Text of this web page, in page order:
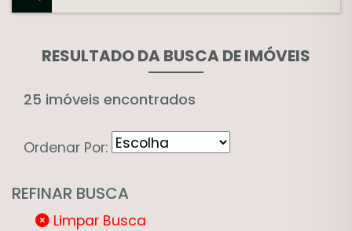
RESULTADO DA BUSCA DE IMÓVEIS
25 imóveis encontrados
Ordenar Por:
REFINAR BUSCA
Limpar Busca